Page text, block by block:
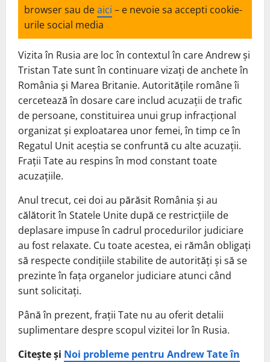
browser sau deaici – e nevoie sa accepti cookie-
urile social media
Vizita în Rusia are loc în contextul în care Andrew și
Tristan Tate sunt în continuare vizați de anchete în
România și Marea Britanie. Autoritățile române îi
cercetează în dosare care includ acuzații de trafic
de persoane, constituirea unui grup infracțional
organizat și exploatarea unor femei, în timp ce în
Regatul Unit aceștia se confruntă cu alte acuzații.
Frații Tate au respins în mod constant toate
acuzațiile.
Anul trecut, cei doi au părăsit România și au
călătorit în Statele Unite după ce restricțiile de
deplasare impuse în cadrul procedurilor judiciare
au fost relaxate. Cu toate acestea, ei rămân obligați
să respecte condițiile stabilite de autorități și să se
prezinte în fața organelor judiciare atunci când
sunt solicitați.
Până în prezent, frații Tate nu au oferit detalii
suplimentare despre scopul vizitei lor în Rusia.
Citește și Noi probleme pentru Andrew Tate în